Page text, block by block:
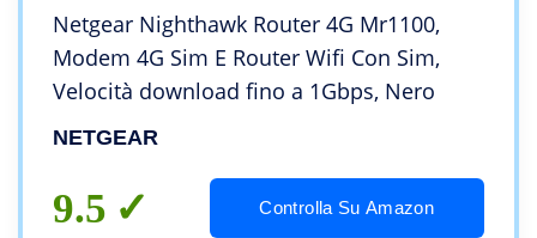
Netgear Nighthawk Router 4G Mr1100,
Modem 4G Sim E Router Wifi Con Sim,
Velocità download fino a 1Gbps, ‎Nero
NETGEAR
9.5 Controlla Su Amazon